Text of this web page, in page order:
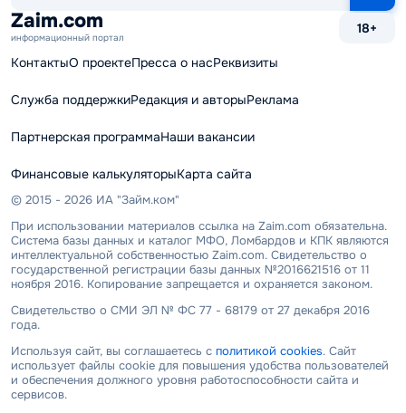
сайту
Zaim.com
информационный портал
18+
КонтактыО проектеПресса о насРеквизиты
Служба поддержкиРедакция и авторыРеклама
Партнерская программаНаши вакансии
Финансовые калькуляторыКарта сайта
© 2015 - 2026 ИА "Займ.ком"
При использовании материалов ссылка на Zaim.com обязательна.
Система базы данных и каталог МФО, Ломбардов и КПК являются
интеллектуальной собственностью Zaim.com. Свидетельство о
государственной регистрации базы данных №2016621516 от 11
ноября 2016. Копирование запрещается и охраняется законом.
Свидетельство о СМИ ЭЛ № ФС 77 - 68179 от 27 декабря 2016
года.
Используя сайт, вы соглашаетесь с политикой cookies. Сайт
использует файлы cookie для повышения удобства пользователей
и обеспечения должного уровня работоспособности сайта и
сервисов.